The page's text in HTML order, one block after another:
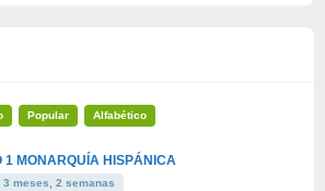
Popular Alfabético
1 MONARQUÍA HISPÁNICA
meses, 2 semanas